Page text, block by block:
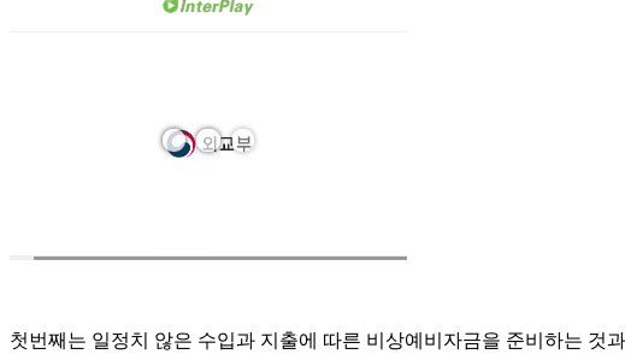
첫번째는 일정치 않은 수입과 지출에 따른 비상예비자금을 준비하는 것